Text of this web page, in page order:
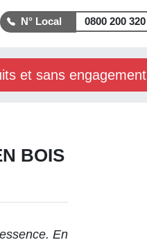
0800 200 320
et sans engagement
BOIS
En